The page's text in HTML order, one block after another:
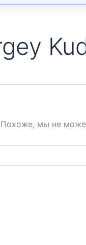
Похоже, мы не